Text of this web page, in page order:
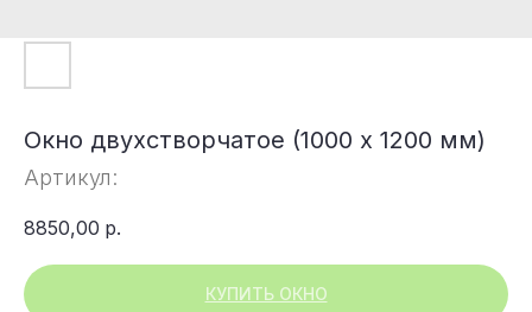
Окно двухстворчатое (1000 x 1200 мм)
Артикул:
8850,00 р.
КУПИТЬ ОКНО